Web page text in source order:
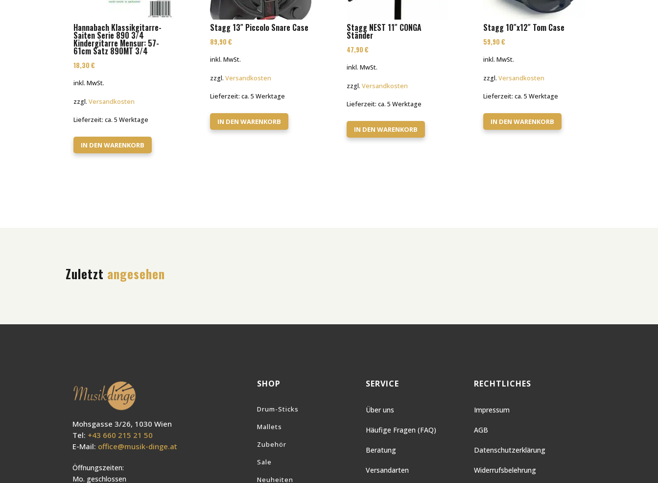
Hannabach Klassikgitarre-
Saiten Serie 890 3/4
Kindergitarre Mensur: 57-
61cm Satz 890MT 3/4
18,30€
inkl. MwSt.
zzgl.Versandkosten
Lieferzeit:ca. 5 Werktage
IN DEN WARENKORB
Stagg 13″ Piccolo Snare Case
89,90€
inkl. MwSt.
zzgl.Versandkosten
Lieferzeit:ca. 5 Werktage
IN DEN WARENKORB
Stagg NEST 11″ CONGA
Ständer
47,90€
inkl. MwSt.
zzgl.Versandkosten
Lieferzeit:ca. 5 Werktage
IN DEN WARENKORB
Stagg 10″x12″ Tom Case
59,90€
inkl. MwSt.
zzgl.Versandkosten
Lieferzeit:ca. 5 Werktage
IN DEN WARENKORB
Zuletzt angesehen
Mohsgasse 3/26, 1030 Wien
Tel: +43 660 215 21 50
E-Mail: office@musik-dinge.at
Öffnungszeiten:
Mo. geschlossen
SHOP
Drum-Sticks
Mallets
Zubehör
Sale
Neuheiten
SERVICE
Über uns
Häufige Fragen (FAQ)
Beratung
Versandarten
RECHTLICHES
Impressum
AGB
Datenschutzerklärung
Widerrufsbelehrung